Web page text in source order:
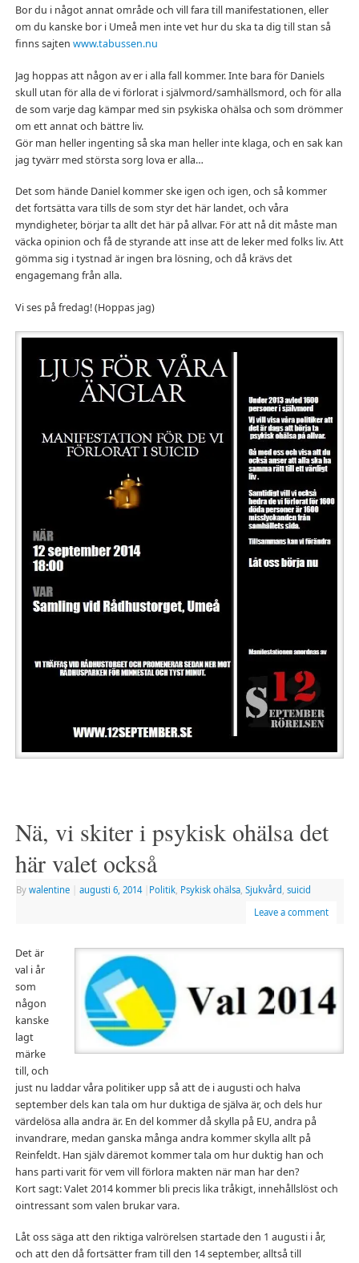
Bor du i något annat område och vill fara till manifestationen, eller
om du kanske bor i Umeå men inte vet hur du ska ta dig till stan så
finns sajten www.tabussen.nu
Jag hoppas att någon av er i alla fall kommer. Inte bara för Daniels
skull utan för alla de vi förlorat i självmord/samhällsmord, och för alla
de som varje dag kämpar med sin psykiska ohälsa och som drömmer
om ett annat och bättre liv.
Gör man heller ingenting så ska man heller inte klaga, och en sak kan
jag tyvärr med största sorg lova er alla…
Det som hände Daniel kommer ske igen och igen, och så kommer
det fortsätta vara tills de som styr det här landet, och våra
myndigheter, börjar ta allt det här på allvar. För att nå dit måste man
väcka opinion och få de styrande att inse att de leker med folks liv. Att
gömma sig i tystnad är ingen bra lösning, och då krävs det
engagemang från alla.
Vi ses på fredag! (Hoppas jag)
Nä, vi skiter i psykisk ohälsa det
här valet också
By walentine augusti 6, 2014 Politik, Psykisk ohälsa, Sjukvård, suicid
Leave a comment
Det är
val i år
som
någon
kanske
lagt
märke
till, och
just nu laddar våra politiker upp så att de i augusti och halva
september dels kan tala om hur duktiga de själva är, och dels hur
värdelösa alla andra är. En del kommer då skylla på EU, andra på
invandrare, medan ganska många andra kommer skylla allt på
Reinfeldt. Han själv däremot kommer tala om hur duktig han och
hans parti varit för vem vill förlora makten när man har den?
Kort sagt: Valet 2014 kommer bli precis lika tråkigt, innehållslöst och
ointressant som valen brukar vara.
Låt oss säga att den riktiga valrörelsen startade den 1 augusti i år,
och att den då fortsätter fram till den 14 september, alltså till